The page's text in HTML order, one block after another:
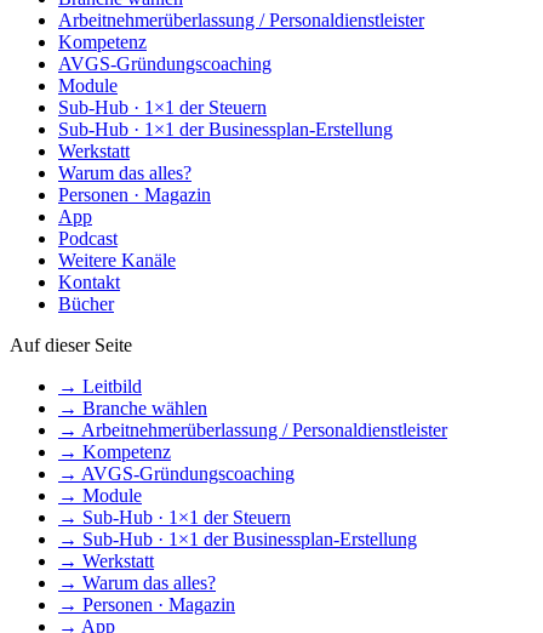
Arbeitnehmerüberlassung / Personaldienstleister
Kompetenz
AVGS-Gründungscoaching
Module
Sub-Hub · 1×1 der Steuern
Sub-Hub · 1×1 der Businessplan-Erstellung
Werkstatt
Warum das alles?
Personen · Magazin
App
Podcast
Weitere Kanäle
Kontakt
Bücher
Auf dieser Seite
→ Leitbild
→ Branche wählen
→ Arbeitnehmerüberlassung / Personaldienstleister
→ Kompetenz
→ AVGS-Gründungscoaching
→ Module
→ Sub-Hub · 1×1 der Steuern
→ Sub-Hub · 1×1 der Businessplan-Erstellung
→ Werkstatt
→ Warum das alles?
→ Personen · Magazin
→ App